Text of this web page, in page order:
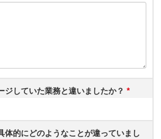
ジしていた業務と違いましたか？ *
体的にどのようなことが違っていまし